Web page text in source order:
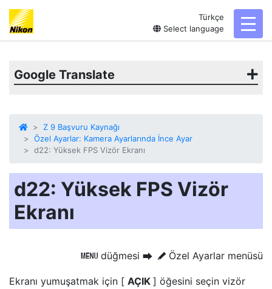
Türkçe
Select language
Google Translate
Z 9 Başvuru Kaynağı
Özel Ayarlar: Kamera Ayarlarında İnce Ayar
d22: Yüksek FPS Vizör Ekranı
d22: Yüksek FPS Vizör
Ekranı
G düğmesi U A Özel Ayarlar menüsü
Ekranı yumuşatmak için [ AÇIK ] öğesini seçin vizör